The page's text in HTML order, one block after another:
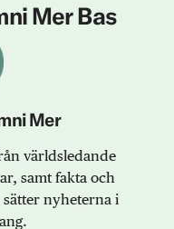
Mer Bas
Mer
världsledande
samt fakta och
nyheterna i